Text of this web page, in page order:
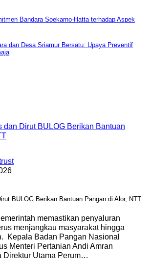
Bandara Soekarno-Hatta terhadap Aspek
dan Desa Sriamur Bersatu: Upaya Preventif
BULOG Berikan Bantuan Pangan di Alor, NTT
memastikan penyaluran
menjangkau masyarakat hingga
Kepala Badan Pangan Nasional
Menteri Pertanian Andi Amran
Direktur Utama Perum…